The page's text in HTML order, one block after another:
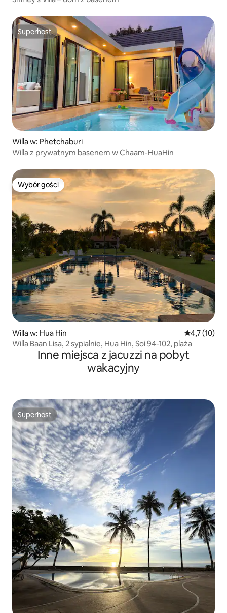
Superhost
Superhost
Willa w: Phetchaburi
Willa z prywatnym basenem w Chaam-HuaHin
Wybór gości
Wybór gości
Willa w: Hua Hin Średnia
4,7 (10)
Willa Baan Lisa, 2 sypialnie, Hua Hin, Soi 94-102, plaża
Inne miejsca z jacuzzi na pobyt
wakacyjny
Superhost
Superhost